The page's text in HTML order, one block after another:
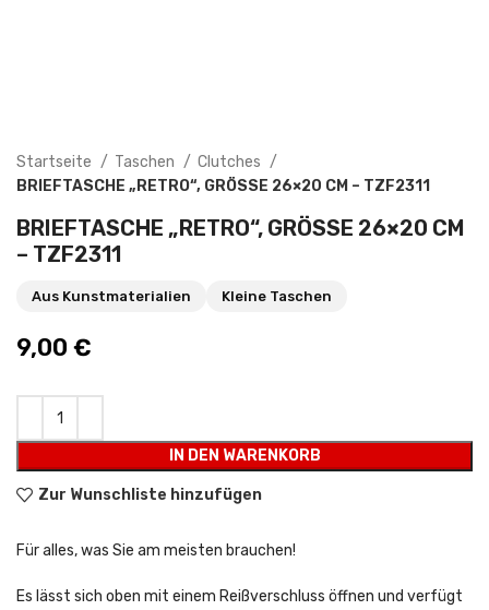
Startseite Taschen
Clutches
BRIEFTASCHE „RETRO“, GRÖSSE 26×20 CM – TZF2311
BRIEFTASCHE „RETRO“, GRÖSSE 26×20 CM –
TZF2311
Aus Kunstmaterialien Kleine Taschen
9,00 €
IN DEN WARENKORB
Zur Wunschliste hinzufügen
Für alles, was Sie am meisten brauchen!
Es lässt sich oben mit einem Reißverschluss öffnen und verfügt